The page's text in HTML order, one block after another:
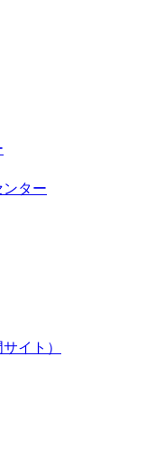
ター
イト）